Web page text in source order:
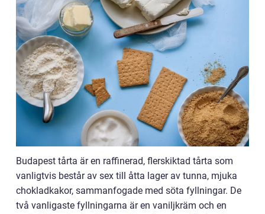
Budapest tårta är en raffinerad, flerskiktad tårta som
vanligtvis består av sex till åtta lager av tunna, mjuka
chokladkakor, sammanfogade med söta fyllningar. De
två vanligaste fyllningarna är en vaniljkräm och en